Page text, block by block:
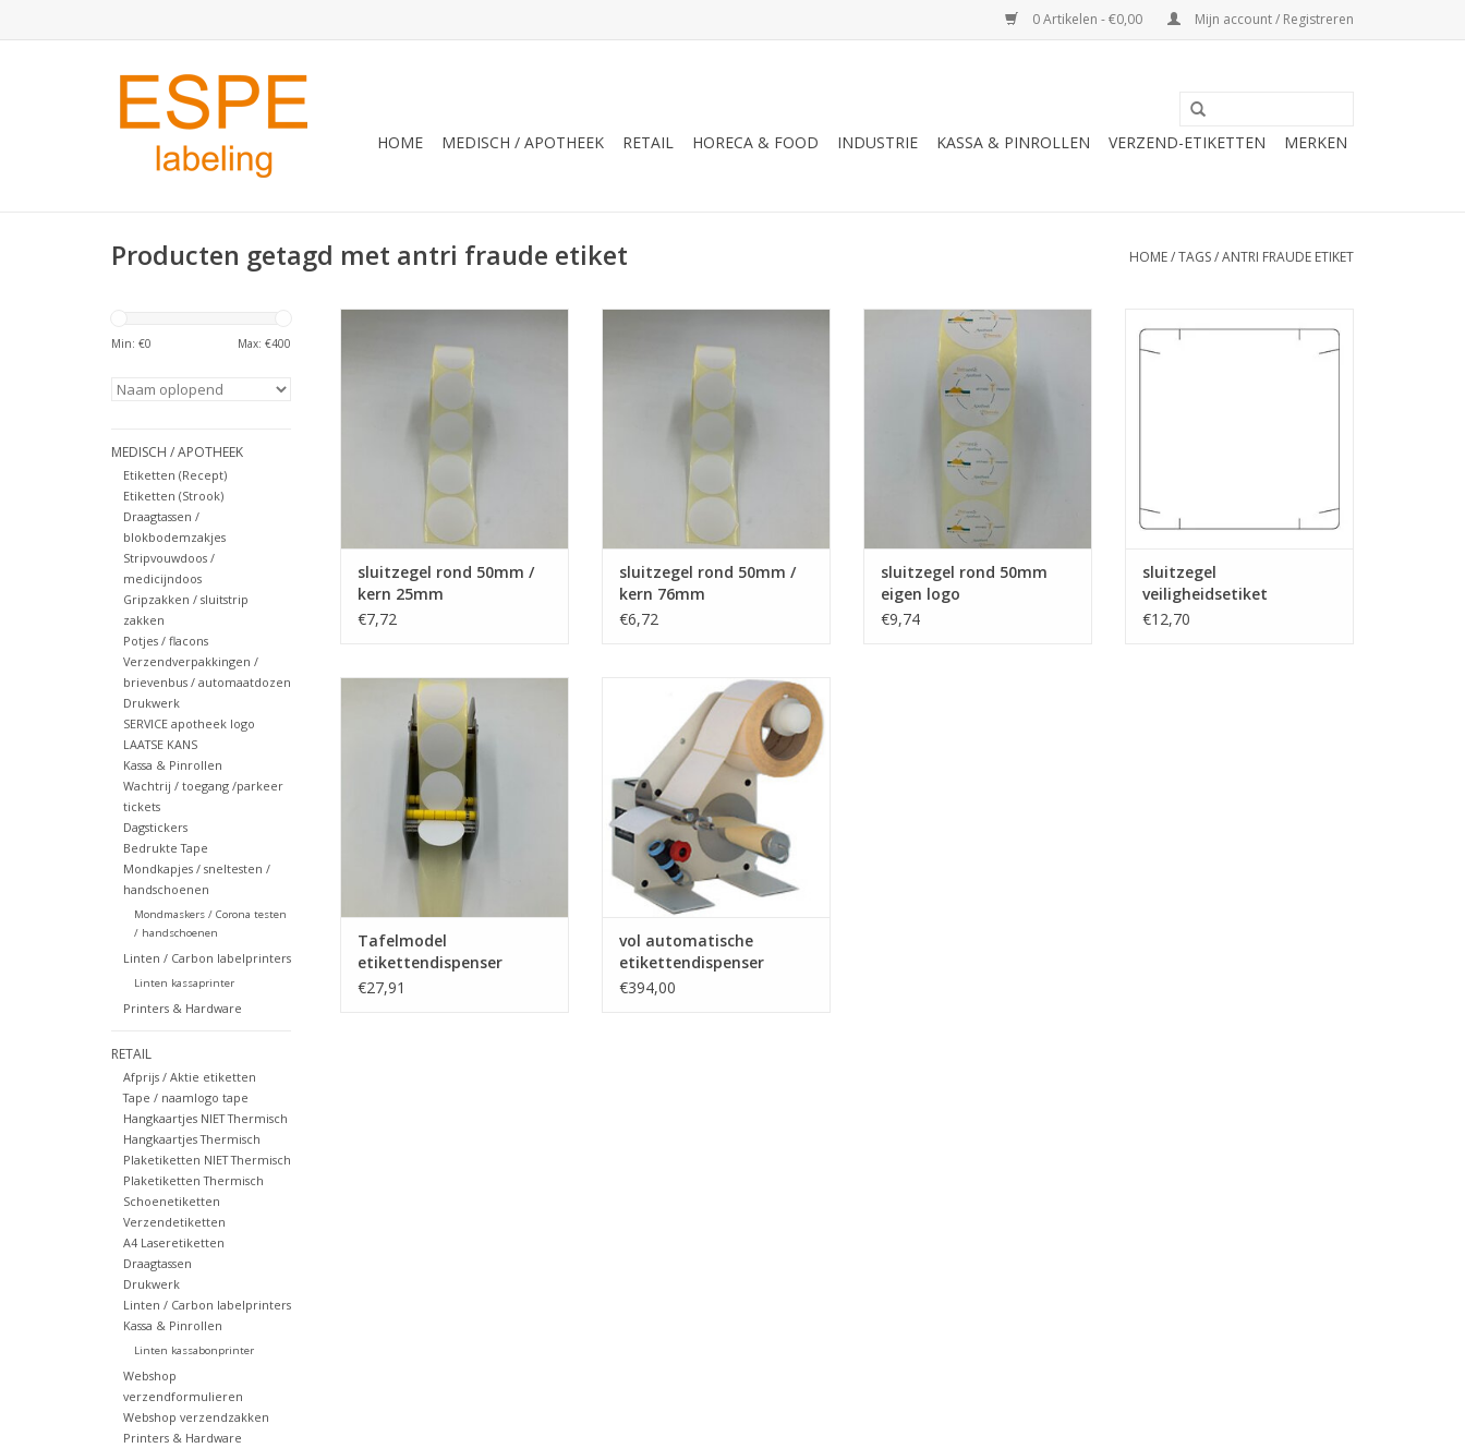
0 Artikelen - €0,00 Mijn account / Registreren
HOME MEDISCH / APOTHEEK RETAIL HORECA & FOOD INDUSTRIE KASSA & PINROLLEN VERZEND-ETIKETTEN MERKEN
Producten getagd met antri fraude etiket HOME/TAGS/ANTRI FRAUDE ETIKET
Min: €0 Max: €400
MEDISCH / APOTHEEK
Etiketten (Recept)
Etiketten (Strook)
Draagtassen /
blokbodemzakjes
Stripvouwdoos /
medicijndoos
Gripzakken / sluitstrip
zakken
Potjes / flacons
Verzendverpakkingen /
brievenbus / automaatdozen
Drukwerk
SERVICE apotheek logo
LAATSE KANS
Kassa & Pinrollen
Wachtrij / toegang /parkeer
tickets
Dagstickers
Bedrukte Tape
Mondkapjes / sneltesten /
handschoenen
Mondmaskers / Corona testen
/ handschoenen
Linten / Carbon labelprinters
Linten kassaprinter
Printers & Hardware
RETAIL
Afprijs / Aktie etiketten
Tape / naamlogo tape
Hangkaartjes NIET Thermisch
Hangkaartjes Thermisch
Plaketiketten NIET Thermisch
Plaketiketten Thermisch
Schoenetiketten
Verzendetiketten
A4 Laseretiketten
Draagtassen
Drukwerk
Linten / Carbon labelprinters
Kassa & Pinrollen
Linten kassabonprinter
Webshop
verzendformulieren
Webshop verzendzakken
Printers & Hardware
veiligheidsetiket, anti fraude label
TOEVOEGEN AAN WINKELWAGEN
sluitzegel rond 50mm /
kern 25mm
€7,72
veiligheidsetiket, anti fraude label
TOEVOEGEN AAN WINKELWAGEN
sluitzegel rond 50mm /
kern 76mm
€6,72
sluitetiket, pakketzegel,
veiligheidsetiket, anti fraude label
TOEVOEGEN AAN WINKELWAGEN
sluitzegel rond 50mm
eigen logo
€9,74
veiligheidsetiket, anti fraude label
sluitzegel
veiligheidsetiket
€12,70
etiketten dispenser
TOEVOEGEN AAN WINKELWAGEN
Tafelmodel
etikettendispenser
€27,91
etiketten dispenser
TOEVOEGEN AAN WINKELWAGEN
vol automatische
etikettendispenser
€394,00